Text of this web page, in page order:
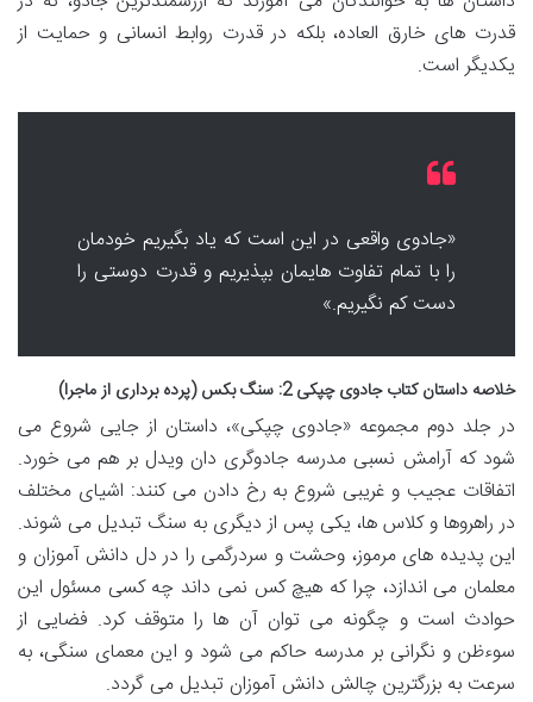
قدرت های خارق العاده، بلکه در قدرت روابط انسانی و حمایت از
یکدیگر است.
«جادوی واقعی در این است که یاد بگیریم خودمان
را با تمام تفاوت هایمان بپذیریم و قدرت دوستی را
دست کم نگیریم.»
خلاصه داستان کتاب جادوی چپکی 2: سنگ بکس (پرده برداری از ماجرا)
در جلد دوم مجموعه «جادوی چپکی»، داستان از جایی شروع می
شود که آرامش نسبی مدرسه جادوگری دان ویدل بر هم می خورد.
اتفاقات عجیب و غریبی شروع به رخ دادن می کنند: اشیای مختلف
در راهروها و کلاس ها، یکی پس از دیگری به سنگ تبدیل می شوند.
این پدیده های مرموز، وحشت و سردرگمی را در دل دانش آموزان و
معلمان می اندازد، چرا که هیچ کس نمی داند چه کسی مسئول این
حوادث است و چگونه می توان آن ها را متوقف کرد. فضایی از
سوءظن و نگرانی بر مدرسه حاکم می شود و این معمای سنگی، به
سرعت به بزرگترین چالش دانش آموزان تبدیل می گردد.